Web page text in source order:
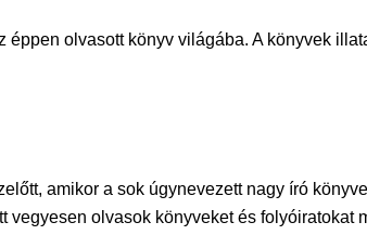
olvasott könyv világába. A könyvek
amikor a sok úgynevezett nagy író
vegyesen olvasok könyveket és folyóiratokat